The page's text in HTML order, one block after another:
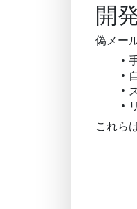
開
偽メー
これら